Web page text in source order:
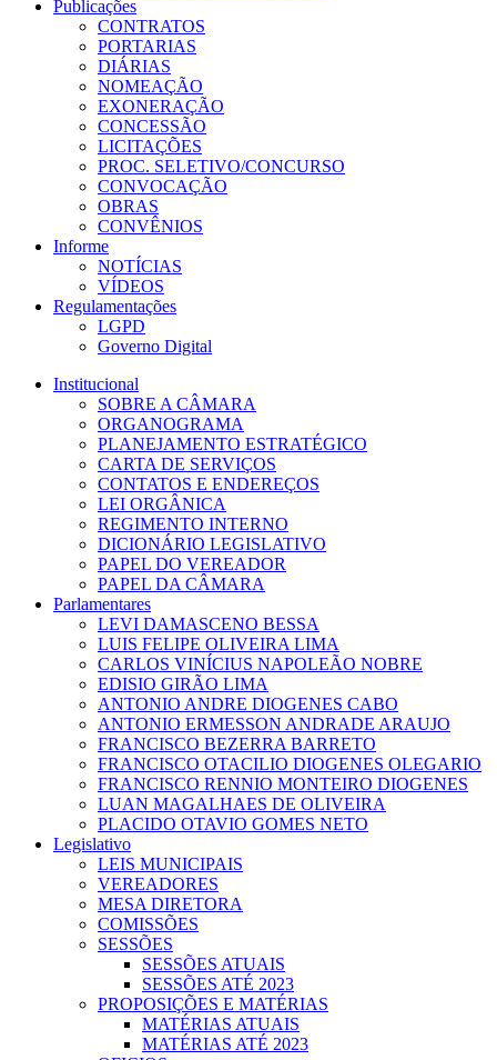
Publicações
CONTRATOS
PORTARIAS
DIÁRIAS
NOMEAÇÃO
EXONERAÇÃO
CONCESSÃO
LICITAÇÕES
PROC. SELETIVO/CONCURSO
CONVOCAÇÃO
OBRAS
CONVÊNIOS
Informe
NOTÍCIAS
VÍDEOS
Regulamentações
LGPD
Governo Digital
Institucional
SOBRE A CÂMARA
ORGANOGRAMA
PLANEJAMENTO ESTRATÉGICO
CARTA DE SERVIÇOS
CONTATOS E ENDEREÇOS
LEI ORGÂNICA
REGIMENTO INTERNO
DICIONÁRIO LEGISLATIVO
PAPEL DO VEREADOR
PAPEL DA CÂMARA
Parlamentares
LEVI DAMASCENO BESSA
LUIS FELIPE OLIVEIRA LIMA
CARLOS VINÍCIUS NAPOLEÃO NOBRE
EDISIO GIRÃO LIMA
ANTONIO ANDRE DIOGENES CABO
ANTONIO ERMESSON ANDRADE ARAUJO
FRANCISCO BEZERRA BARRETO
FRANCISCO OTACILIO DIOGENES OLEGARIO
FRANCISCO RENNIO MONTEIRO DIOGENES
LUAN MAGALHAES DE OLIVEIRA
PLACIDO OTAVIO GOMES NETO
Legislativo
LEIS MUNICIPAIS
VEREADORES
MESA DIRETORA
COMISSÕES
SESSÕES
SESSÕES ATUAIS
SESSÕES ATÉ 2023
PROPOSIÇÕES E MATÉRIAS
MATÉRIAS ATUAIS
MATÉRIAS ATÉ 2023